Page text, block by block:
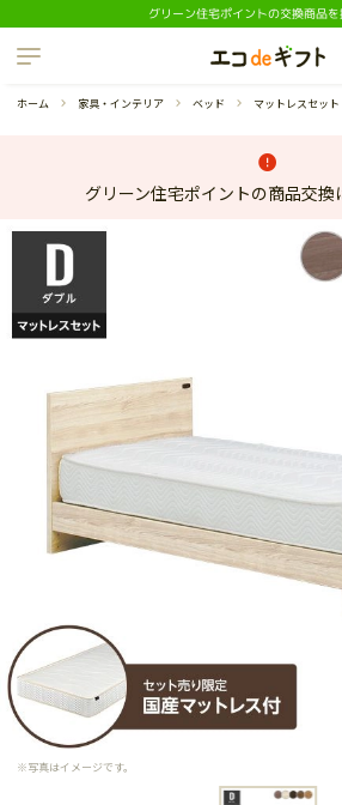
グリーン住宅ポイントの交換商品
制度について
よくあるご質問
ダイニングセット
ホーム 家具・インテリア ベッド マットレスセット
グリーン住宅ポイントの商品交換
※写真はイメージです。